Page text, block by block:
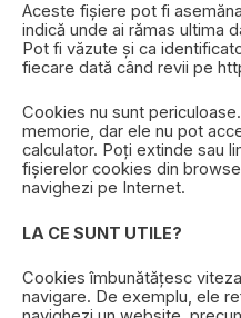
Aceste fișiere pot fi
indică unde ai rămas ultima
Pot fi văzute și ca
fiecare dată când revii pe
Cookies nu sunt
memorie, dar ele nu pot
calculator. Poți extinde sau
fișierelor cookies din
navighezi pe Internet.
LA CE SUNT UTILE?
Cookies îmbunătățesc
navigare. De exemplu, ele